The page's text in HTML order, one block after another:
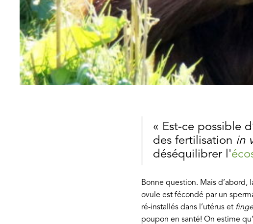
« Est-ce possible
des fertilisation in
déséquilibrer l'
Bonne question. Mais d’abord,
ovule est fécondé par un
ré-installés dans l’utérus et
poupon en santé! On estime